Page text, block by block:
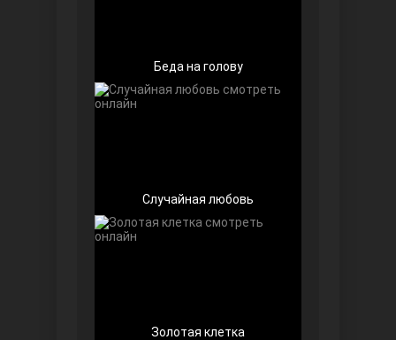
Далекий город
Беда на голову
Случайная любовь
Золотая клетка